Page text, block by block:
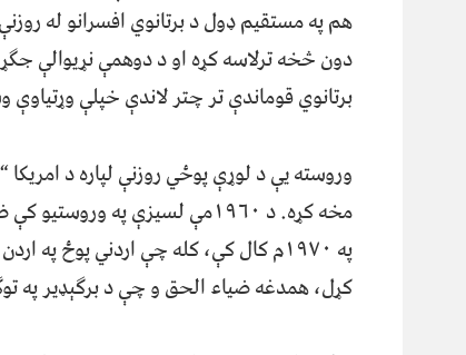
هم په مستقیم ډول د برتانوي افسرانو له
دون څخه ترلاسه کړه او د دوهمې نړیوالې
برتانوي قوماندې تر چتر لاندې خپلې
وروسته یې د لوړې پوځي روزنې لپاره د
مخه کړه. د ۱۹۶۰مې لسیزې په
په ۱۹۷۰م کال کې، کله چې اردني پوځ
کړل، همدغه ضیاء الحق و چې د برګېډیر په